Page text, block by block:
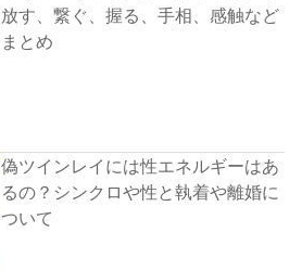
放す、繋ぐ、握る、手相、感触など
まとめ
偽ツインレイには性エネルギーはあ
るの？シンクロや性と執着や離婚に
ついて